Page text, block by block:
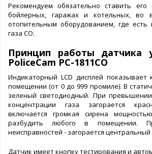
Рекомендуем обязательно ставить его
бойлерных, гаражах и котельных, во
отопительным оборудованием, где есть
газа СО.
Принцип работы датчика
PoliceCam PC-1811CO
Индикаторный LCD дисплей
помещении (от 0 до 999 промиле). В
зеленый светодиодный. При
концентрации газа загорается
включается громкая сирена
разбудить любого в помещении.
неисправностей - загорается
Датчик имеет кнопку тестирования и